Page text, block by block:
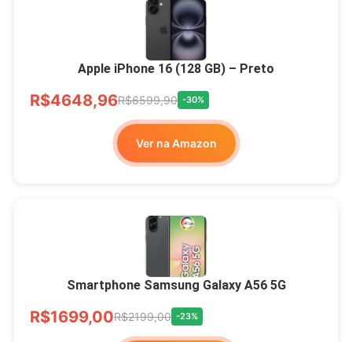
Apple iPhone 16 (128 GB) – Preto
R$4648,96R$6599,90 -30%
Ver na Amazon
Smartphone Samsung Galaxy A56 5G
R$1699,00R$2199,00 -23%